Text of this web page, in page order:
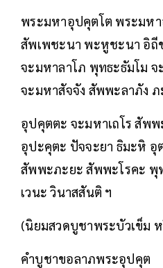
พระมหาอุปคุตโต พระมหา
สัพเพชะนา พะหูชะนา อิถี
จะมหาลาโภ พุทธะธัมโม
จะมหาสัจจัง สัพพะลาภัง ภ
อุปคุตตะ จะมหาเถโร สัพ
อุปะคุตะ ปัจจะยา ธิมะหิ
สัพพะภะยะ สัพพะโรคะ พุ
เวนะ วินาสสันติ ฯ
(นิยมสวดบูชาพระบัวเข็ม
คำบูชาขอลาภพระอุปคุต